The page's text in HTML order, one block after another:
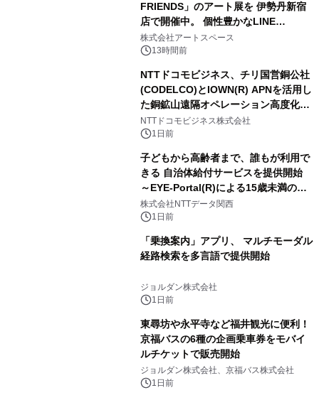
FRIENDS」のアート展を 伊勢丹新宿
店で開催中。 個性豊かなLINE
FRIENDSの仲間たちが インテリアア
ートとして新たな魅力を発信。
株式会社アートスペース
13時間前
NTTドコモビジネス、チリ国営銅公社
(CODELCO)とIOWN(R) APNを活用し
た銅鉱山遠隔オペレーション高度化に
向けた調査・実証を開始
NTTドコモビジネス株式会社
1日前
子どもから高齢者まで、誰もが利用で
きる 自治体給付サービスを提供開始
～EYE-Portal(R)による15歳未満の本
人認証と デジタルデバイド対策で実現
～
株式会社NTTデータ関西
1日前
「乗換案内」アプリ、 マルチモーダル
経路検索を多言語で提供開始
ジョルダン株式会社
1日前
東尋坊や永平寺など福井観光に便利！
京福バスの6種の企画乗車券をモバイ
ルチケットで販売開始
ジョルダン株式会社、京福バス株式会社
1日前